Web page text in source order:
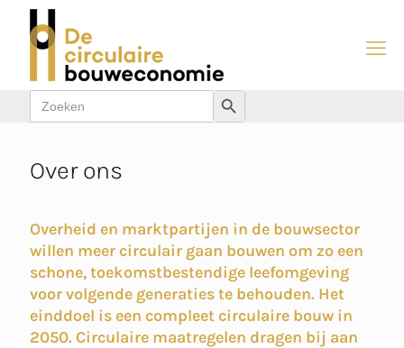
Zoek
naar:
Zoekknop
Over ons
Overheid en marktpartijen in de bouwsector
willen meer circulair gaan bouwen om zo een
schone, toekomstbestendige leefomgeving
voor volgende generaties te behouden. Het
einddoel is een compleet circulaire bouw in
2050. Circulaire maatregelen dragen bij aan